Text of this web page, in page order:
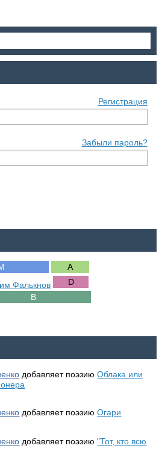
Регистрация
Забыли пароль?
добавляет поэзиюОблака или
добавляет поэзиюОгари
добавляет поэзию"Тот, кто всю